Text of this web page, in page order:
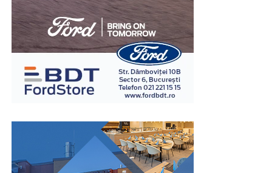
Vestiarele metalice cu uși scurte permit creșterea
numărului de utilizatori fără a ocupa spațiu suplimentar
pe podea. Același corp de mobilier poate înlocui două
sau chiar mai multe vestiare clasice, ceea ce lasă mai
mult loc pentru circulație și facilitează organizarea
întregii încăperi.
sport, școli, spitale sau alte instituții unde fluxul de
persoane este ridicat. Spațiul economisit poate fi utilizat
pentru bănci, culoare de acces sau alte echipamente
necesare funcționării vestiarului.